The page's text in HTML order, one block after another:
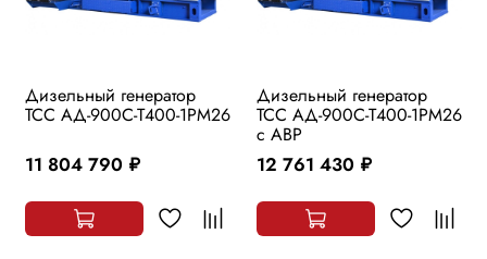
Дизельный генератор
ТСС АД-900С-Т400-1РМ26
11 804 790 руб.
Дизельный генератор
ТСС АД-900С-Т400-1РМ26
с АВР
12 761 430 руб.